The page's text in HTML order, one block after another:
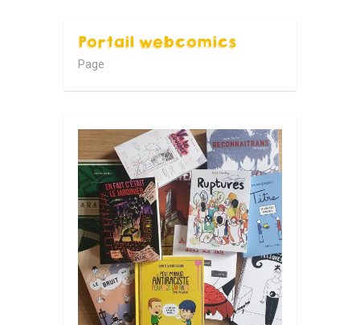
Portail webcomics
Page